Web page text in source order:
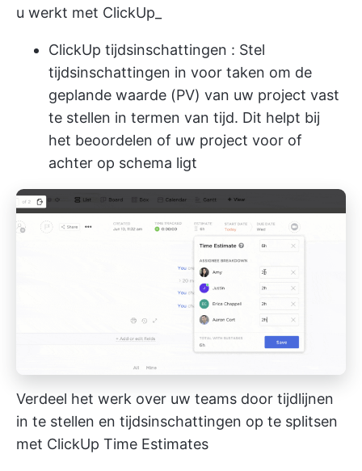
u werkt met ClickUp_
ClickUp tijdsinschattingen : Stel
tijdsinschattingen in voor taken om de
geplande waarde (PV) van uw project vast
te stellen in termen van tijd. Dit helpt bij
het beoordelen of uw project voor of
achter op schema ligt
Verdeel het werk over uw teams door tijdlijnen
in te stellen en tijdsinschattingen op te splitsen
met ClickUp Time Estimates